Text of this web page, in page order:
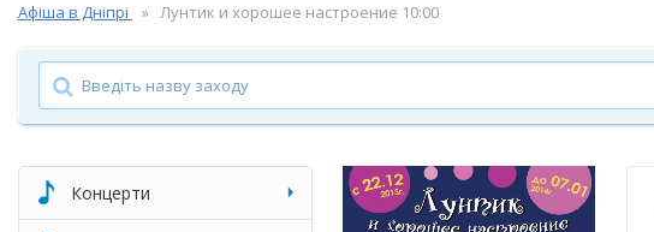
Афіша в Дніпрі Лунтик и хорошее настроение 10:00
Концерти